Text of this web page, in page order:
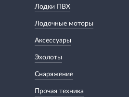
Лодки ПВХ
Лодочные моторы
Аксессуары
Эхолоты
Снаряжение
Прочая техника